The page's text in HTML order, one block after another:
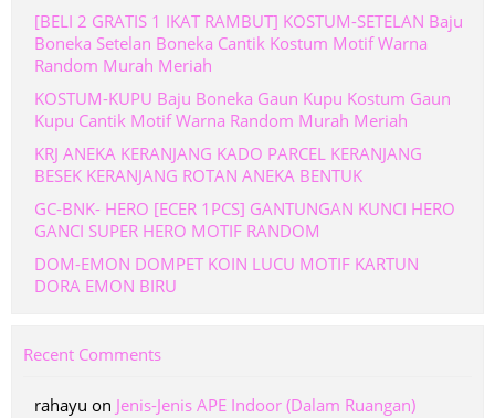
[BELI 2 GRATIS 1 IKAT RAMBUT] KOSTUM-SETELAN Baju
Boneka Setelan Boneka Cantik Kostum Motif Warna
Random Murah Meriah
KOSTUM-KUPU Baju Boneka Gaun Kupu Kostum Gaun
Kupu Cantik Motif Warna Random Murah Meriah
KRJ ANEKA KERANJANG KADO PARCEL KERANJANG
BESEK KERANJANG ROTAN ANEKA BENTUK
GC-BNK- HERO [ECER 1PCS] GANTUNGAN KUNCI HERO
GANCI SUPER HERO MOTIF RANDOM
DOM-EMON DOMPET KOIN LUCU MOTIF KARTUN
DORA EMON BIRU
Recent Comments
rahayu on Jenis-Jenis APE Indoor (Dalam Ruangan)